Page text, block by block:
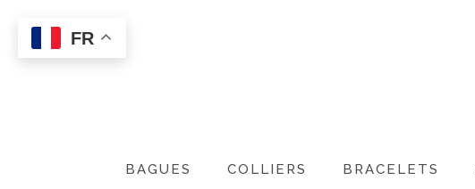
BAGUES COLLIERS BRACELETS
FR